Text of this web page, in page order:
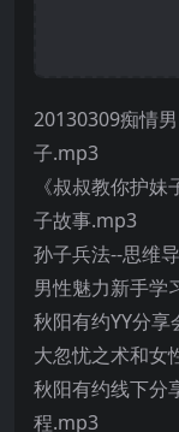
20130309痴情
子.mp3
《叔叔教你护
子故事.mp3
孙子兵法--思维
男性魅力新手学
秋阳有约YY分
大忽忧之术和女
秋阳有约线下分
程.mp3